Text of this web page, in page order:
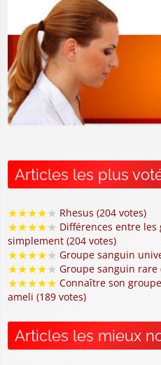
Articles les plus
★★★★★ Rhesus (204 votes)
★★★★★ Différences entre
simplement (204 votes)
★★★★★ Groupe sanguin
★★★★★ Groupe sanguin rare
★★★★★ Connaître son
ameli (189 votes)
Articles les mieux